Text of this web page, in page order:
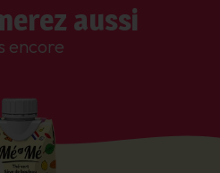
d’ingrédients, voici
à tout moment de la
vos invités, l’essayer
aussi
encore